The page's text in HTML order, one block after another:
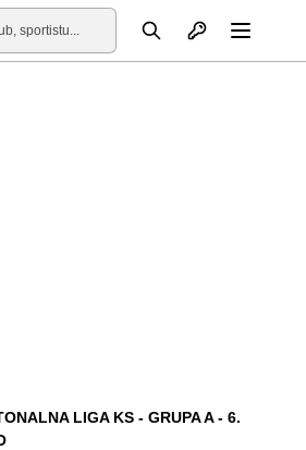
Otvori profil
LIGA KS - GRUPA A - 6.